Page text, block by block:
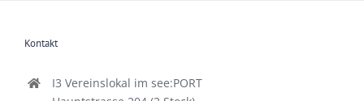
Kontakt
I3 Vereinslokal im see:PORT